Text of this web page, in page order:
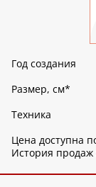
Год создания
Размер, см*
Техника
Цена доступна
История продаж